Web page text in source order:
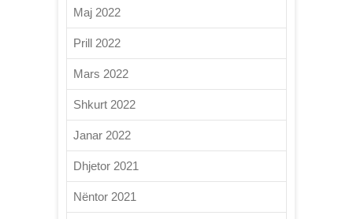
Maj 2022
Prill 2022
Mars 2022
Shkurt 2022
Janar 2022
Dhjetor 2021
Nëntor 2021